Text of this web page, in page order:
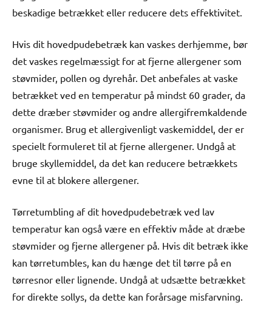
beskadige betrækket eller reducere dets effektivitet.
Hvis dit hovedpudebetræk kan vaskes derhjemme, bør
det vaskes regelmæssigt for at fjerne allergener som
støvmider, pollen og dyrehår. Det anbefales at vaske
betrækket ved en temperatur på mindst 60 grader, da
dette dræber støvmider og andre allergifremkaldende
organismer. Brug et allergivenligt vaskemiddel, der er
specielt formuleret til at fjerne allergener. Undgå at
bruge skyllemiddel, da det kan reducere betrækkets
evne til at blokere allergener.
Tørretumbling af dit hovedpudebetræk ved lav
temperatur kan også være en effektiv måde at dræbe
støvmider og fjerne allergener på. Hvis dit betræk ikke
kan tørretumbles, kan du hænge det til tørre på en
tørresnor eller lignende. Undgå at udsætte betrækket
for direkte sollys, da dette kan forårsage misfarvning.